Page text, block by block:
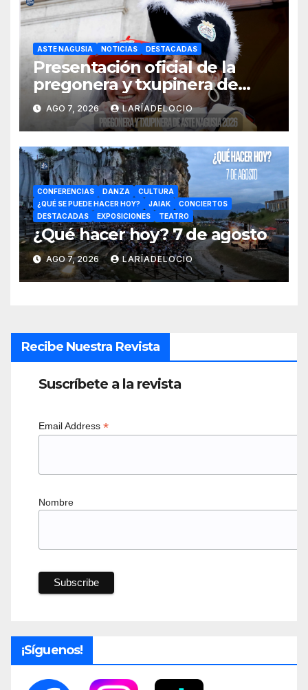
ASTE NAGUSIA NOTICIAS DESTACADAS
Presentación oficial de la
pregonera y txupinera de
Aste Nagusia 2026
AGO 7, 2026 LARÍADELOCIO
CONFERENCIAS DANZA
CULTURA
¿QUÉ SE PUEDE HACER HOY?
JAIAK
CONCIERTOS
DESTACADAS
EXPOSICIONES TEATRO
¿Qué hacer hoy? 7 de agosto
AGO 7, 2026 LARÍADELOCIO
Recibe Nuestra Revista
Suscríbete a la revista
Email Address *
Nombre
¡Síguenos!